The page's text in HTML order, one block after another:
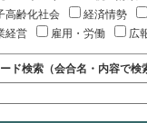
高齢化社会
経済情勢
経営
雇用・労働 広
ド検索（会合名・内容で検